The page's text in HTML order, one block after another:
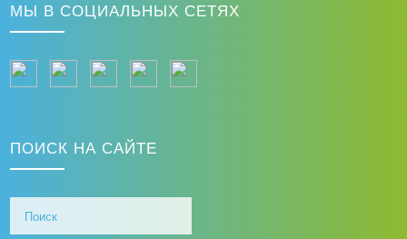
МЫ В СОЦИАЛЬНЫХ СЕТЯХ
ПОИСК НА САЙТЕ